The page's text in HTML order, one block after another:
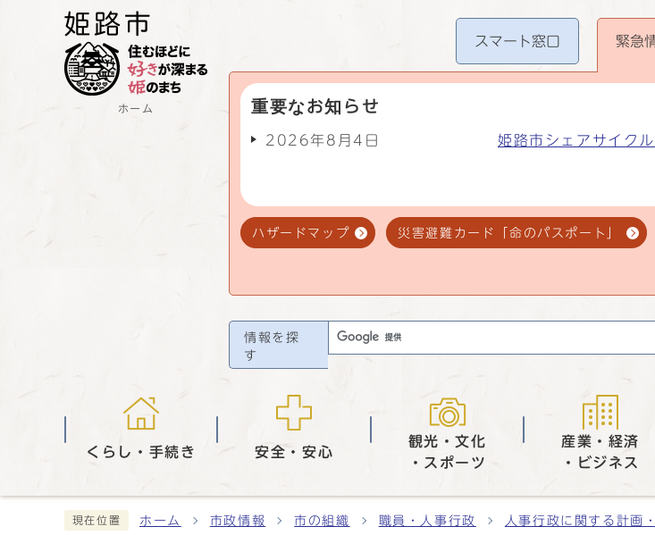
ホーム
スマート窓口 緊急
重要なお知らせ
2026年8月4日 姫路市シェアサイク
ハザードマップ 災害避難カード「命のパスポート」
情報を探
す
くらし・手続き 安全・安心
観光・文化
・スポーツ
産業・経済
・ビジネス
現在位置 ホーム 市政情報 市の組織 職員・人事行政 人事行政に関する計画